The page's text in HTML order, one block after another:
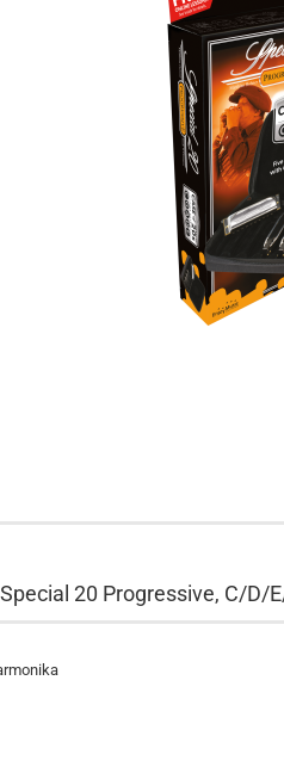
20 Progressive, C/D/